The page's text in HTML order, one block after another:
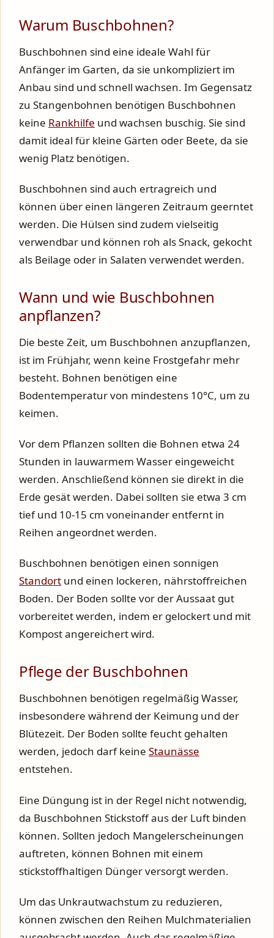
Warum Buschbohnen?
Buschbohnen sind eine ideale Wahl für
Anfänger im Garten, da sie unkompliziert im
Anbau sind und schnell wachsen. Im Gegensatz
zu Stangenbohnen benötigen Buschbohnen
keine Rankhilfe und wachsen buschig. Sie sind
damit ideal für kleine Gärten oder Beete, da sie
wenig Platz benötigen.
Buschbohnen sind auch ertragreich und
können über einen längeren Zeitraum geerntet
werden. Die Hülsen sind zudem vielseitig
verwendbar und können roh als Snack, gekocht
als Beilage oder in Salaten verwendet werden.
Wann und wie Buschbohnen
anpflanzen?
Die beste Zeit, um Buschbohnen anzupflanzen,
ist im Frühjahr, wenn keine Frostgefahr mehr
besteht. Bohnen benötigen eine
Bodentemperatur von mindestens 10°C, um zu
keimen.
Vor dem Pflanzen sollten die Bohnen etwa 24
Stunden in lauwarmem Wasser eingeweicht
werden. Anschließend können sie direkt in die
Erde gesät werden. Dabei sollten sie etwa 3 cm
tief und 10-15 cm voneinander entfernt in
Reihen angeordnet werden.
Buschbohnen benötigen einen sonnigen
Standort und einen lockeren, nährstoffreichen
Boden. Der Boden sollte vor der Aussaat gut
vorbereitet werden, indem er gelockert und mit
Kompost angereichert wird.
Pflege der Buschbohnen
Buschbohnen benötigen regelmäßig Wasser,
insbesondere während der Keimung und der
Blütezeit. Der Boden sollte feucht gehalten
werden, jedoch darf keine Staunässe
entstehen.
Eine Düngung ist in der Regel nicht notwendig,
da Buschbohnen Stickstoff aus der Luft binden
können. Sollten jedoch Mangelerscheinungen
auftreten, können Bohnen mit einem
stickstoffhaltigen Dünger versorgt werden.
Um das Unkrautwachstum zu reduzieren,
können zwischen den Reihen Mulchmaterialien